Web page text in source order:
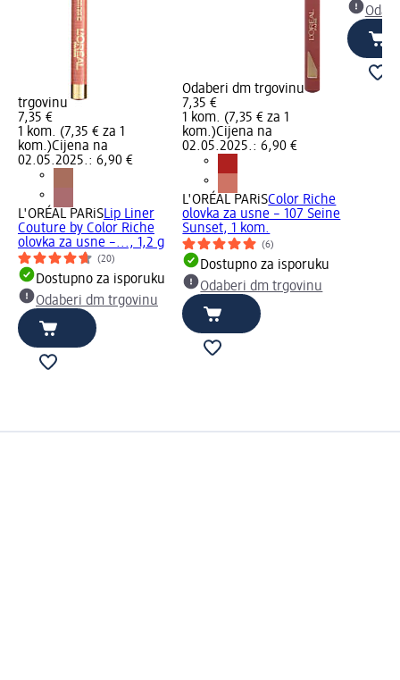
trgovinu
7,35 €
1 kom. (7,35 € za 1
kom.)Cijena na
02.05.2025.: 6,90 €
L'ORÉAL PARiSLip Liner
Couture by Color Riche
olovka za usne –..., 1,2 g
(20)
Dostupno za isporuku
Odaberi dm trgovinu
Odaberi dm trgovinu
7,35 €
1 kom. (7,35 € za 1
kom.)Cijena na
02.05.2025.: 6,90 €
L'ORÉAL PARiSColor Riche
olovka za usne – 107 Seine
Sunset, 1 kom.
(6)
Dostupno za isporuku
Odaberi dm trgovinu